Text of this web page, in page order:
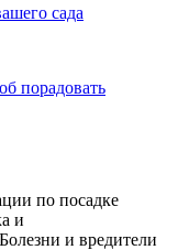
сада
порадовать
по посадке
и
и вредители